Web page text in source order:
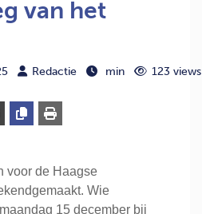
van het
Redactie min 123 views
voor de Haagse
Wie
15 december bij